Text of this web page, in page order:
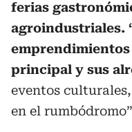
ferias
agroindustriales.
principal y sus
eventos
en el